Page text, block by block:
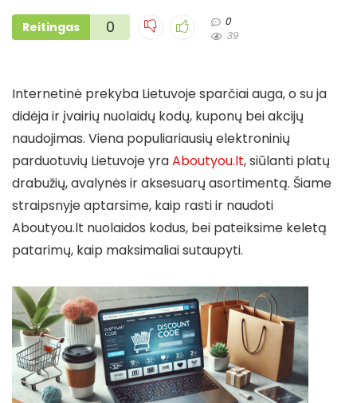
Reitingas 0
0
39
Internetinė prekyba Lietuvoje sparčiai auga, o su ja
didėja ir įvairių nuolaidų kodų, kuponų bei akcijų
naudojimas. Viena populiariausių elektroninių
parduotuvių Lietuvoje yraAboutyou.lt, siūlanti platų
drabužių, avalynės ir aksesuarų asortimentą. Šiame
straipsnyje aptarsime, kaip rasti ir naudoti
Aboutyou.lt nuolaidos kodus, bei pateiksime keletą
patarimų, kaip maksimaliai sutaupyti.